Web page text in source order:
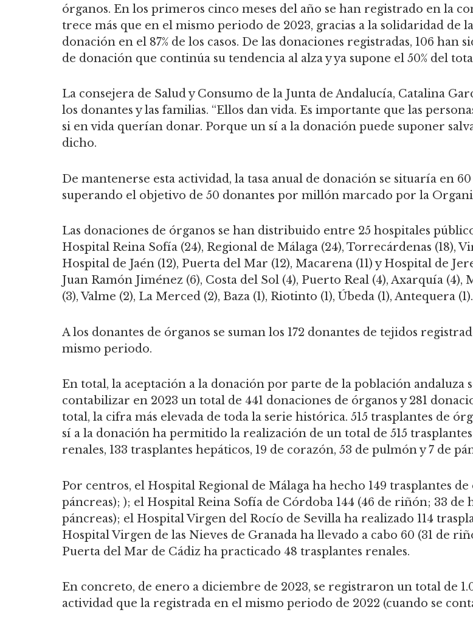
órganos. En los primeros cinco meses del año se han registrado en la
trece más que en el mismo periodo de 2023, gracias a la solidaridad de
donación en el 87% de los casos. De las donaciones registradas, 106
de donación que continúa su tendencia al alza y ya supone el 50% del
La consejera de Salud y Consumo de la Junta de Andalucía, Catalina
los donantes y las familias. “Ellos dan vida. Es importante que las
si en vida querían donar. Porque un sí a la donación puede suponer
dicho.
De mantenerse esta actividad, la tasa anual de donación se situaría en
superando el objetivo de 50 donantes por millón marcado por la
Las donaciones de órganos se han distribuido entre 25 hospitales
Hospital Reina Sofía (24), Regional de Málaga (24), Torrecárdenas (18),
Hospital de Jaén (12), Puerta del Mar (12), Macarena (11) y Hospital de
Juan Ramón Jiménez (6), Costa del Sol (4), Puerto Real (4), Axarquía
(3), Valme (2), La Merced (2), Baza (1), Riotinto (1), Úbeda (1), Antequera (1).
A los donantes de órganos se suman los 172 donantes de tejidos
mismo periodo.
En total, la aceptación a la donación por parte de la población andaluza
contabilizar en 2023 un total de 441 donaciones de órganos y 281
total, la cifra más elevada de toda la serie histórica. 515 trasplantes de
sí a la donación ha permitido la realización de un total de 515
renales, 133 trasplantes hepáticos, 19 de corazón, 53 de pulmón y 7 de
Por centros, el Hospital Regional de Málaga ha hecho 149 trasplantes
páncreas); ); el Hospital Reina Sofía de Córdoba 144 (46 de riñón; 33 de
páncreas); el Hospital Virgen del Rocío de Sevilla ha realizado 114
Hospital Virgen de las Nieves de Granada ha llevado a cabo 60 (31 de
Puerta del Mar de Cádiz ha practicado 48 trasplantes renales.
En concreto, de enero a diciembre de 2023, se registraron un total de
actividad que la registrada en el mismo periodo de 2022 (cuando se